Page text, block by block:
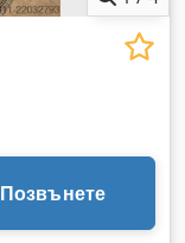
Позвънете